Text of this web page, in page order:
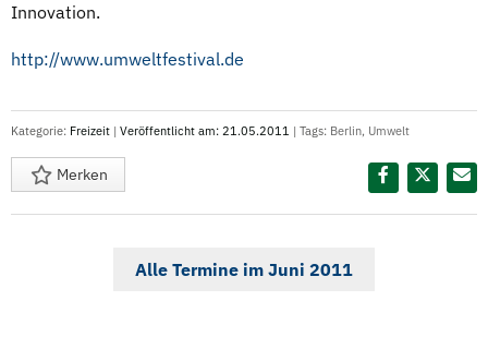
Innovation.
http://www.umweltfestival.de
Kategorie: Freizeit | Veröffentlicht am: 21.05.2011 | Tags: Berlin, Umwelt
Merken
Alle Termine im Juni 2011